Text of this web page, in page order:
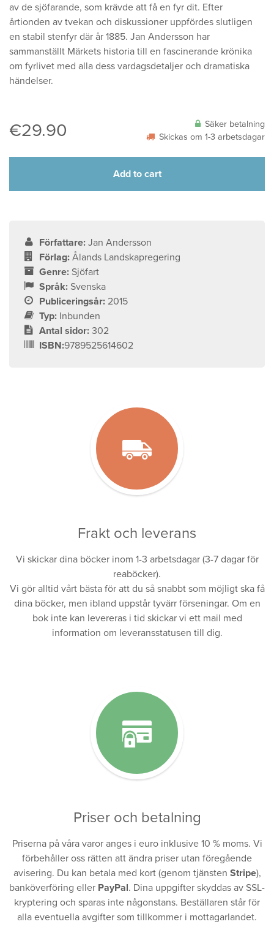
av de sjöfarande, som krävde att få en fyr dit. Efter
årtionden av tvekan och diskussioner uppfördes slutligen
en stabil stenfyr där år 1885. Jan Andersson har
sammanställt Märkets historia till en fascinerande krönika
om fyrlivet med alla dess vardagsdetaljer och dramatiska
händelser.
€29.90
Säker betalning
Skickas om 1-3 arbetsdagar
Add to cart
Författare: Jan Andersson
Förlag: Ålands Landskapregering
Genre: Sjöfart
Språk: Svenska
Publiceringsår: 2015
Typ: Inbunden
Antal sidor: 302
ISBN:9789525614602
Frakt och leverans
Vi skickar dina böcker inom 1-3 arbetsdagar (3-7 dagar för
reaböcker).
Vi gör alltid vårt bästa för att du så snabbt som möjligt ska få
dina böcker, men ibland uppstår tyvärr förseningar. Om en
bok inte kan levereras i tid skickar vi ett mail med
information om leveransstatusen till dig.
Priser och betalning
Priserna på våra varor anges i euro inklusive 10 % moms. Vi
förbehåller oss rätten att ändra priser utan föregående
avisering. Du kan betala med kort (genom tjänsten Stripe),
banköverföring eller PayPal. Dina uppgifter skyddas av SSL-
kryptering och sparas inte någonstans. Beställaren står för
alla eventuella avgifter som tillkommer i mottagarlandet.